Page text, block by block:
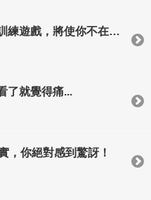
一個革命性的新的訓練遊戲，將使你不在只是嚕蛇蛇！
了就覺得痛...
，你絕對感到驚訝！